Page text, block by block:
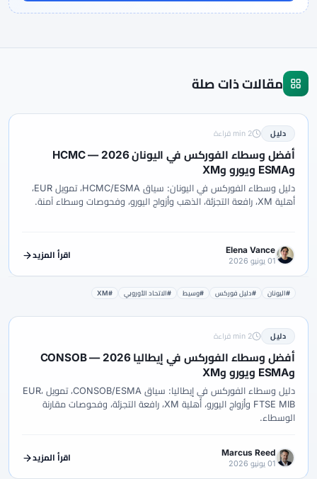
مقالات ذات صلة
دليل 2 min قراءة
أفضل وسطاء الفوركس في اليونان 2026 — HCMC
وESMA ويورو وXM
دليل وسطاء الفوركس في اليونان: سياق HCMC/ESMA، تمويل EUR،
أهلية XM، رافعة التجزئة، الذهب وأزواج اليورو، وفحوصات وسطاء آمنة.
Elena Vance
01 يونيو 2026
اقرأ المزيد
#اليونان #دليل فوركس #وسيط #الاتحاد الأوروبي #XM
دليل 2 min قراءة
أفضل وسطاء الفوركس في إيطاليا 2026 — CONSOB
وESMA ويورو وXM
دليل وسطاء الفوركس في إيطاليا: سياق CONSOB/ESMA، تمويل EUR،
FTSE MIB وأزواج اليورو، أهلية XM، رافعة التجزئة، وفحوصات مقارنة
الوسطاء.
Marcus Reed
01 يونيو 2026
اقرأ المزيد